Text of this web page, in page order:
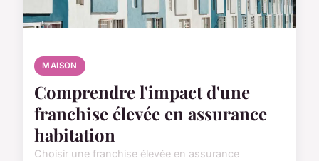
MAISON
Comprendre l'impact d'une
franchise élevée en assurance
habitation
Choisir une franchise élevée en assurance